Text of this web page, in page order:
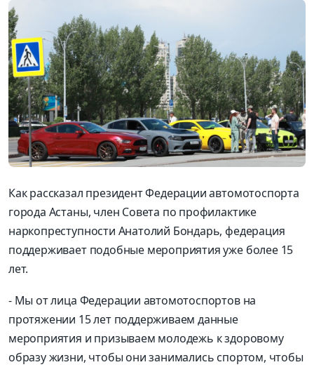
Как рассказал президент Федерации автомотоспорта
города Астаны, член Совета по профилактике
наркопреступности Анатолий Бондарь, федерация
поддерживает подобные мероприятия уже более 15
лет.
-Мы от лица Федерации автомотоспортов на
протяжении 15 лет поддерживаем данные
мероприятия и призываем молодежь к здоровому
образу жизни, чтобы они занимались спортом, чтобы